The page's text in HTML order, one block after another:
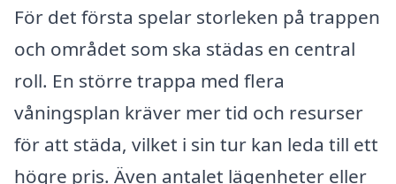
För det första spelar storleken på trappen
och området som ska städas en central
roll. En större trappa med flera
våningsplan kräver mer tid och resurser
för att städa, vilket i sin tur kan leda till ett
högre pris. Även antalet lägenheter eller